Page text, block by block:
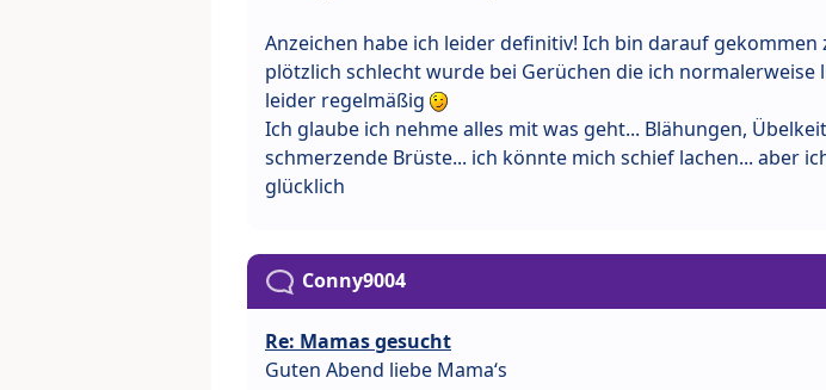
Anzeichen habe ich leider definitiv! Ich bin darauf gekommen
plötzlich schlecht wurde bei Gerüchen die ich normalerweise
leider regelmäßig
Ich glaube ich nehme alles mit was geht... Blähungen,
schmerzende Brüste... ich könnte mich schief lachen... aber
glücklich
Conny9004
Re: Mamas gesucht
Guten Abend liebe Mama‘s